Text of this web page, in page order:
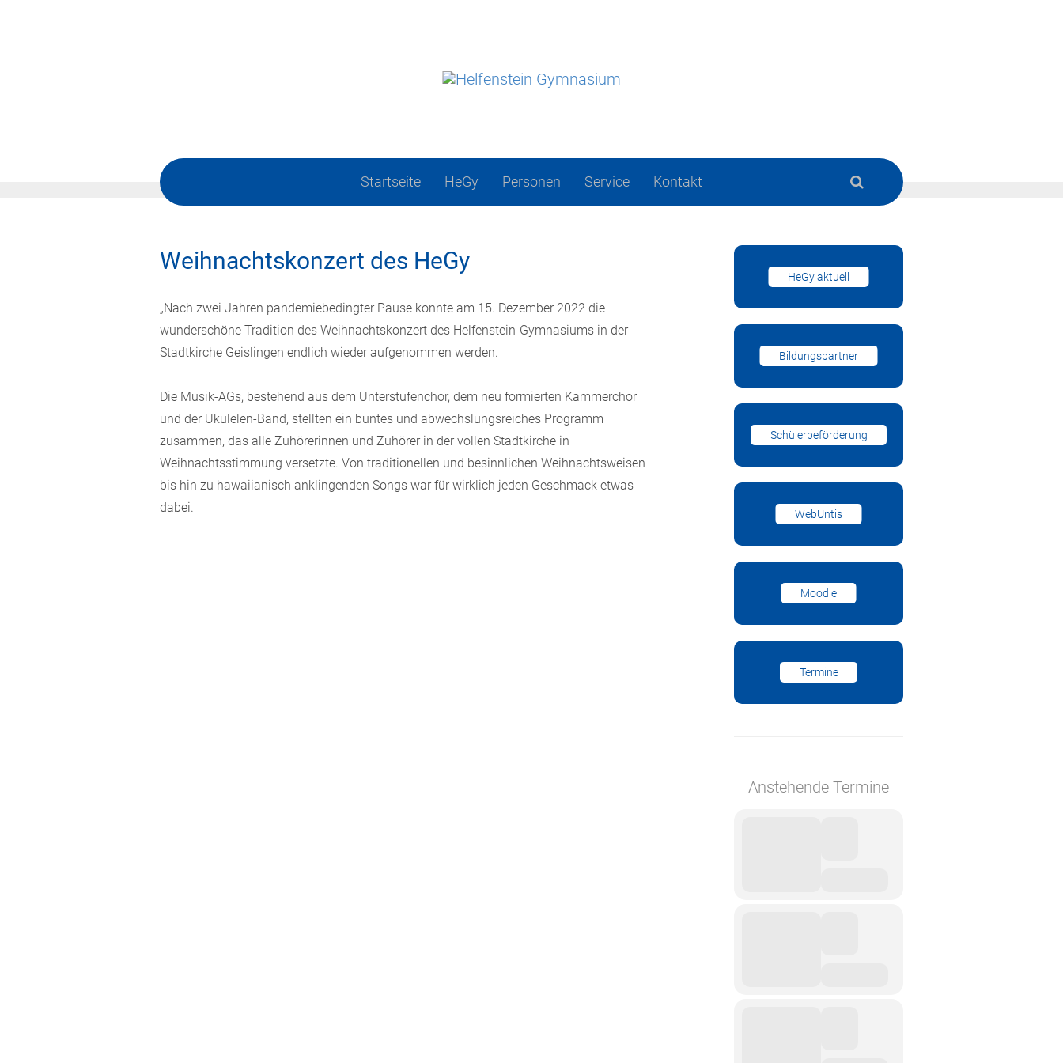
Startseite HeGy Personen Service Kontakt
Weihnachtskonzert des HeGy
„Nach zwei Jahren pandemiebedingter Pause konnte am 15. Dezember 2022 die
wunderschöne Tradition des Weihnachtskonzert des Helfenstein-Gymnasiums in der
Stadtkirche Geislingen endlich wieder aufgenommen werden.
Die Musik-AGs, bestehend aus dem Unterstufenchor, dem neu formierten Kammerchor
und der Ukulelen-Band, stellten ein buntes und abwechslungsreiches Programm
zusammen, das alle Zuhörerinnen und Zuhörer in der vollen Stadtkirche in
Weihnachtsstimmung versetzte. Von traditionellen und besinnlichen Weihnachtsweisen
bis hin zu hawaiianisch anklingenden Songs war für wirklich jeden Geschmack etwas
dabei.
HeGy aktuell
Bildungspartner
Schülerbeförderung
WebUntis
Moodle
Termine
Anstehende Termine